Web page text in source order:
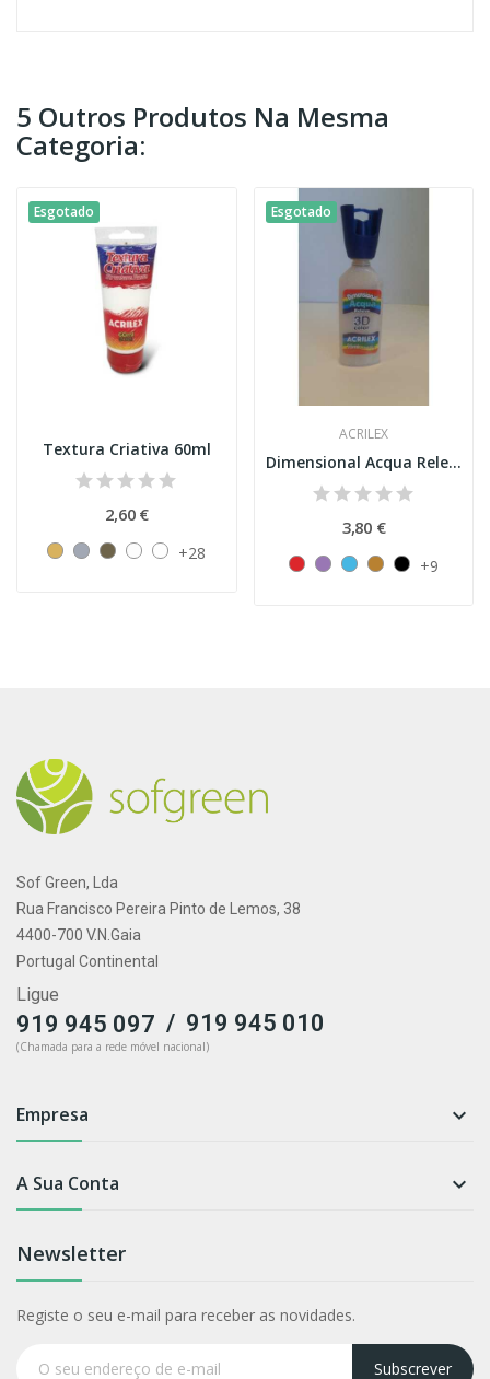
5 Outros Produtos Na Mesma
Categoria:
Esgotado
Textura Criativa 60ml
2,60 €
+28
Esgotado
ACRILEX
Dimensional Acqua Relevo 3D
3,80 €
+9
Sof Green, Lda
Rua Francisco Pereira Pinto de Lemos, 38
4400-700 V.N.Gaia
Portugal Continental
Ligue
919 945 097 / 919 945 010
(Chamada para a rede móvel nacional)
Empresa 
A Sua Conta 
Newsletter
Registe o seu e-mail para receber as novidades.
Subscrever